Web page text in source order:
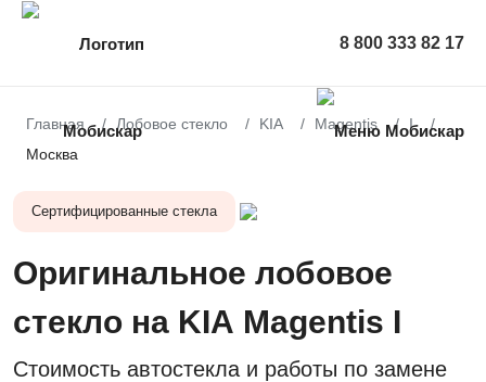
8 800 333 82 17
Главная Лобовое стекло KIA Magentis
I
Москва
Сертифицированные стекла
Оригинальное лобовое
стекло на KIA Magentis I
Стоимость автостекла и работы по замене